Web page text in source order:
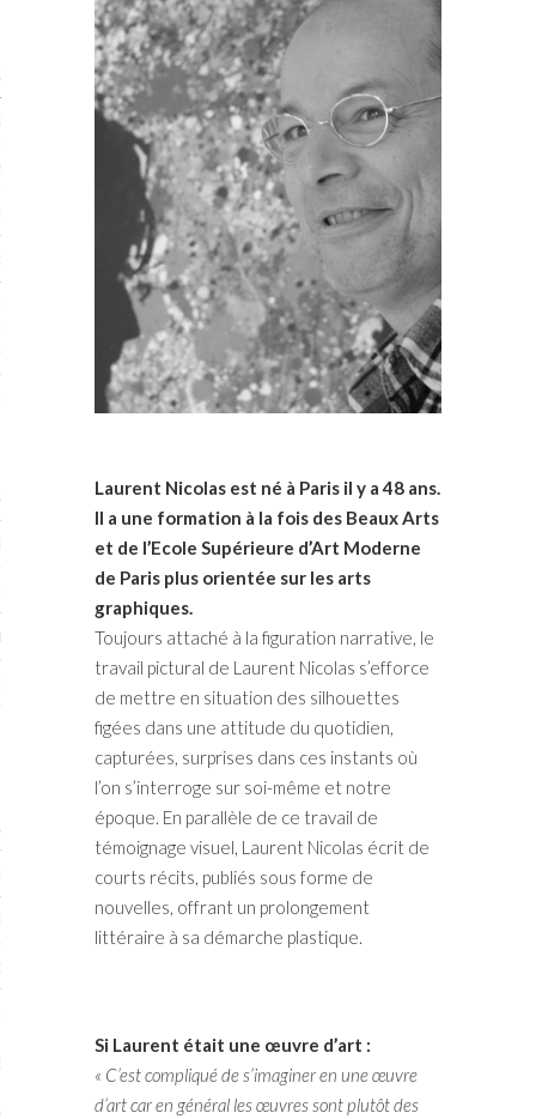
2019
2017
2016
Laurent Nicolas est né à Paris il y a 48 ans.
Il a une formation à la fois des Beaux Arts
et de l’Ecole Supérieure d’Art Moderne
de Paris plus orientée sur les arts
graphiques.
Toujours attaché à la figuration narrative, le
travail pictural de Laurent Nicolas s’efforce
de mettre en situation des silhouettes
figées dans une attitude du quotidien,
capturées, surprises dans ces instants où
l’on s’interroge sur soi-même et notre
époque. En parallèle de ce travail de
témoignage visuel, Laurent Nicolas écrit de
courts récits, publiés sous forme de
nouvelles, offrant un prolongement
littéraire à sa démarche plastique.
Si Laurent était une œuvre d’art :
« C’est compliqué de s’imaginer en une œuvre
d’art car en général les œuvres sont plutôt des